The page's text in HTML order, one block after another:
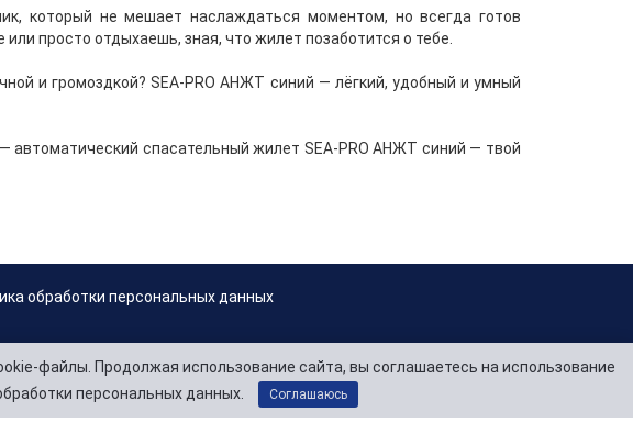
который не мешает наслаждаться моментом, но всегда готов
просто отдыхаешь, зная, что жилет позаботится о тебе.
и громоздкой? SEA-PRO АНЖТ синий — лёгкий, удобный и умный
автоматический спасательный жилет SEA-PRO АНЖТ синий — твой
обработки персональных данных
файлы. Продолжая использование сайта, вы соглашаетесь на использование
персональных данных.
Соглашаюсь